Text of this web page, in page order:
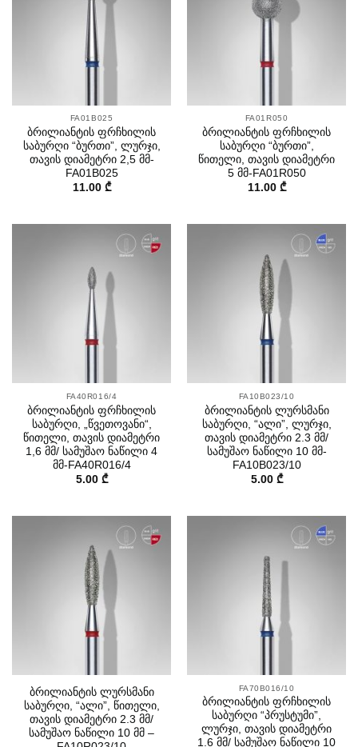
FA01B025
ბრილიანტის ფრჩხილის
საბურღი “ბურთი”, ლურჯი,
თავის დიამეტრი 2,5 მმ-
FA01B025
11.00 ₾
FA01R050
ბრილიანტის ფრჩხილის
საბურღი “ბურთი”,
წითელი, თავის დიამეტრი
5 მმ-FA01R050
11.00 ₾
FA40R016/4
ბრილიანტის ფრჩხილის
საბურღი, „წვეთოვანი“,
წითელი, თავის დიამეტრი
1,6 მმ/ სამუშაო ნაწილი 4
მმ-FA40R016/4
5.00 ₾
FA10B023/10
ბრილიანტის ლურსმანი
საბურღი, “ალი”, ლურჯი,
თავის დიამეტრი 2.3 მმ/
სამუშაო ნაწილი 10 მმ-
FA10B023/10
5.00 ₾
ბრილიანტის ლურსმანი
საბურღი, “ალი”, წითელი,
თავის დიამეტრი 2.3 მმ/
სამუშაო ნაწილი 10 მმ –
FA70B016/10
ბრილიანტის ფრჩხილის
საბურღი “პრუსტუმი”,
ლურჯი, თავის დიამეტრი
1.6 მმ/ სამუშაო ნაწილი 10